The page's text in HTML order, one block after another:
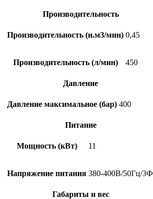
Производительность
Производительность (н.м3/мин) 0,45
Производительность (л/мин) 450
Давление
Давление максимальное (бар) 400
Питание
Мощность (кВт) 11
Напряжение питания 380-400В/50Гц/3Ф
Габариты и вес